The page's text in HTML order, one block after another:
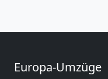
Europa-Umzüge